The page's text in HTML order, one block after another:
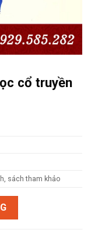
cổ truyền
sách tham khảo
lượng